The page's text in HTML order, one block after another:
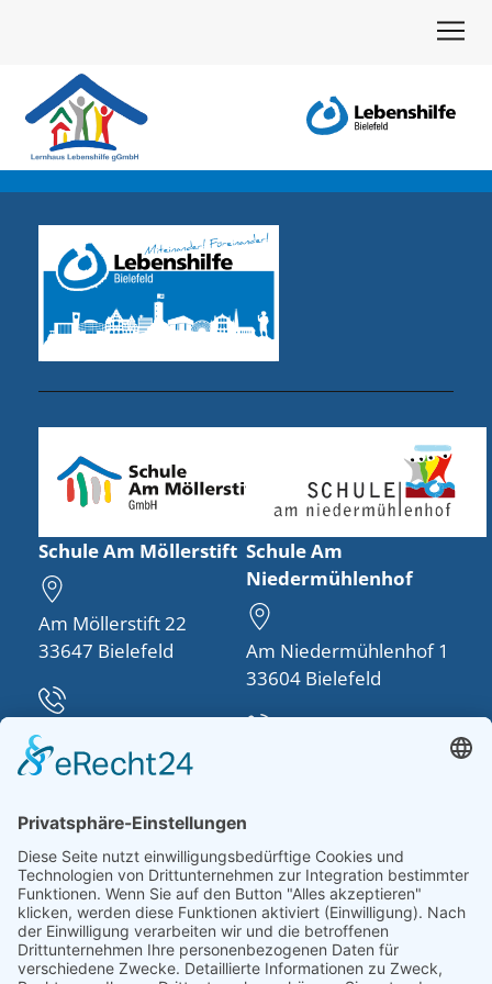
Schule Am Möllerstift
Am Möllerstift 22
33647 Bielefeld
Telefon: 0521 48950-30
info(at)schule-am-
moellerstift.de
Schule Am
Niedermühlenhof
Am Niedermühlenhof 1
33604 Bielefeld
schulleitung(at)schule-
am-
niedermuehlenhof.de